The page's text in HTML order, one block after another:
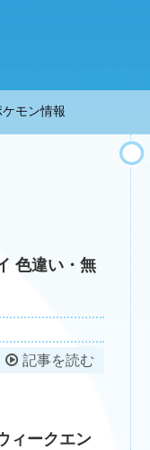
ケモン情報
色違い・無
記事を読む
ィークエン